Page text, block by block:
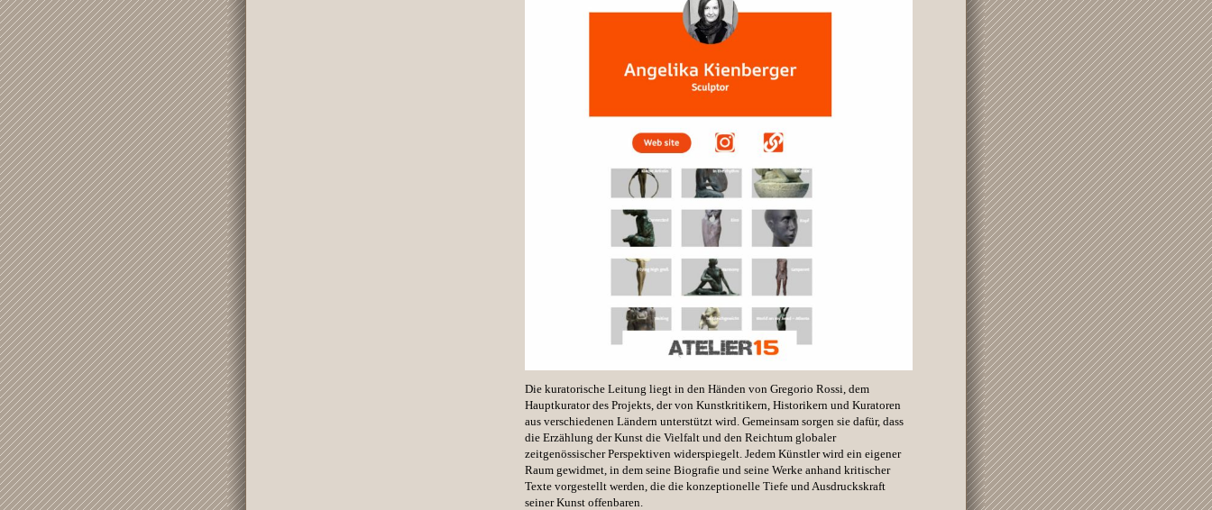
Die kuratorische Leitung liegt in den Händen von Gregorio Rossi, dem
Hauptkurator des Projekts, der von Kunstkritikern, Historikern und Kuratoren
aus verschiedenen Ländern unterstützt wird. Gemeinsam sorgen sie dafür, dass
die Erzählung derKunst die Vielfalt und den Reichtum globaler
zeitgenössischer Perspektiven widerspiegelt. Jedem Künstler wird ein eigener
Raum gewidmet, in dem seine Biografie und seine Werke anhand kritischer
Texte vorgestellt werden, die die konzeptionelle Tiefe und Ausdruckskraft
seinerKunst offenbaren.